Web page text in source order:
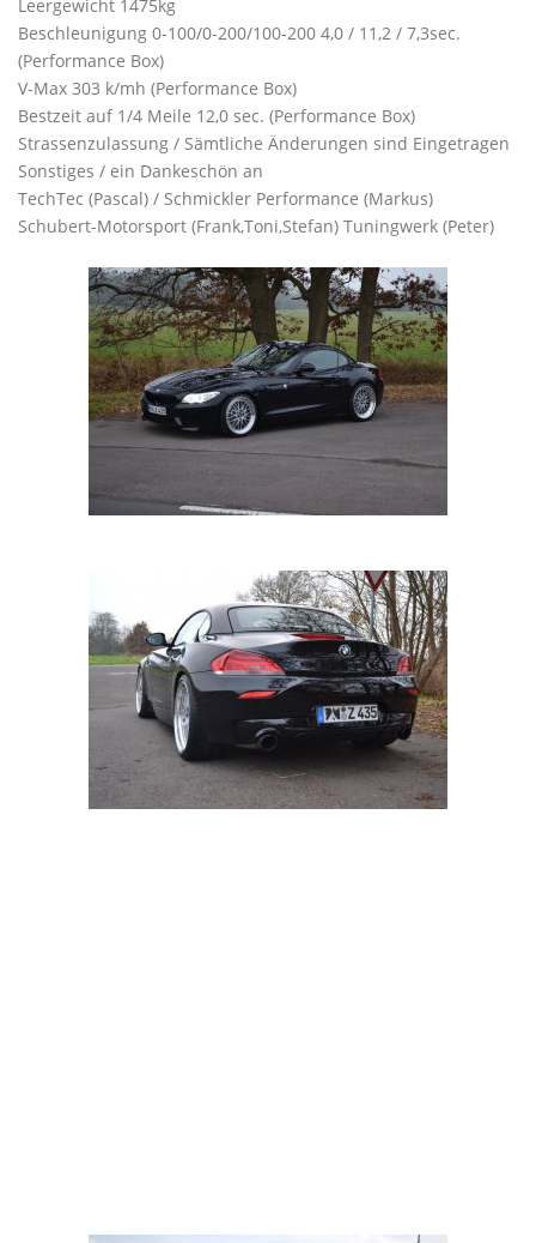
Leergewicht 1475kg
Beschleunigung 0-100/0-200/100-200 4,0 / 11,2 / 7,3sec.
(Performance Box)
V-Max 303 k/mh (Performance Box)
Bestzeit auf 1/4 Meile 12,0 sec. (Performance Box)
Strassenzulassung / Sämtliche Änderungen sind Eingetragen
Sonstiges / ein Dankeschön an
TechTec (Pascal) / Schmickler Performance (Markus)
Schubert-Motorsport (Frank,Toni,Stefan) Tuningwerk (Peter)